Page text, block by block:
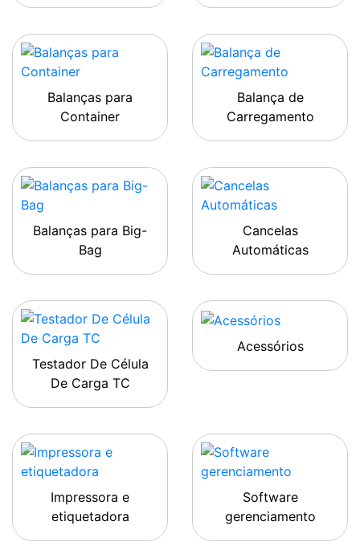
Balanças para
Container
Balança de
Carregamento
Balanças para Big-
Bag
Cancelas
Automáticas
Testador De Célula
De Carga TC
Acessórios
Impressora e
etiquetadora
Software
gerenciamento